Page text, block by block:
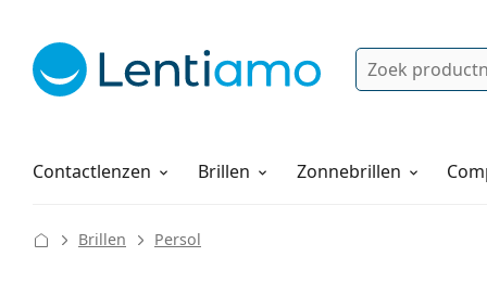
Zoek
Contactlenzen
Lenzenvloeistoffen Brillen Zonnebrillen
Hoe bestellen
Brillen Persol